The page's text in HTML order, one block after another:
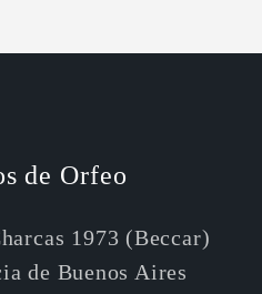
de Orfeo
1973 (Beccar)
de Buenos Aires